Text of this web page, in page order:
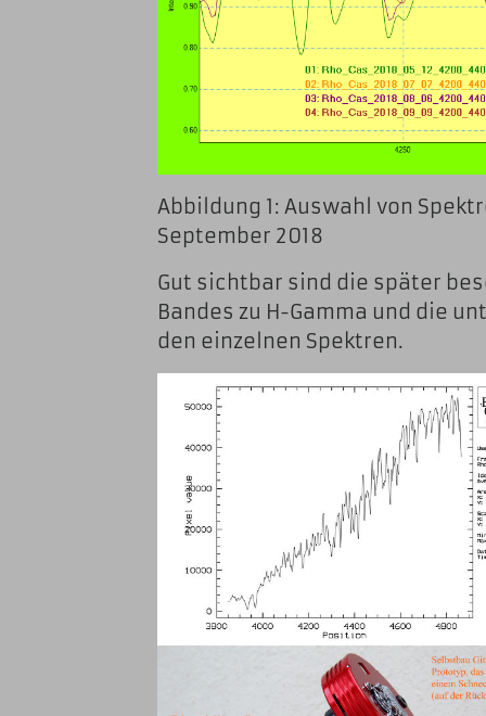
Abbildung 1: Auswahl von
September 2018
Gut sichtbar sind die später
Bandes zu H-Gamma und die
den einzelnen Spektren.